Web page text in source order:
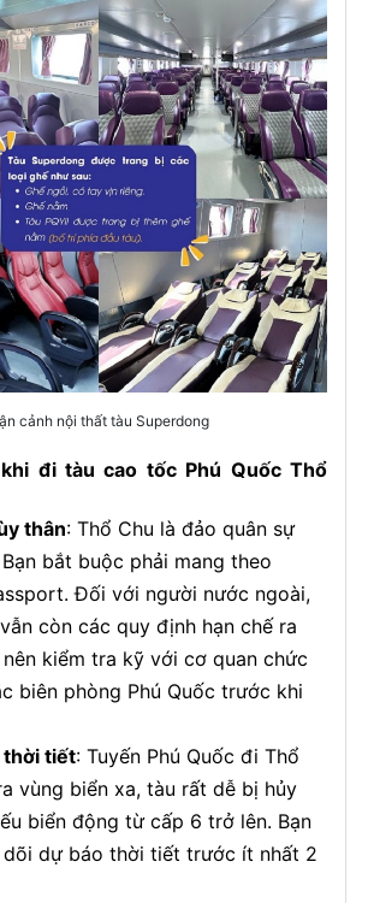
cảnh nội thất tàu Superdong
đi tàu cao tốc Phú Quốc Thổ
thân: Thổ Chu là đảo quân sự
bắt buộc phải mang theo
Đối với người nước ngoài,
còn các quy định hạn chế ra
kiểm tra kỹ với cơ quan chức
biên phòng Phú Quốc trước khi
thời tiết: Tuyến Phú Quốc đi Thổ
vùng biển xa, tàu rất dễ bị hủy
biển động từ cấp 6 trở lên. Bạn
dõi dự báo thời tiết trước ít nhất 2